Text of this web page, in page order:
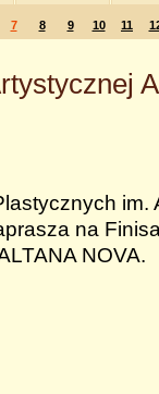
7 8 9 10 11
im.
na
NOVA.